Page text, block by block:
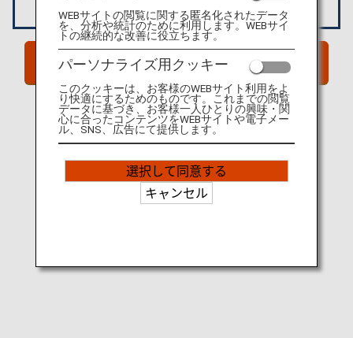
サイトへGO!
WEBサイトの閲覧に関する匿名化されたデータ
を、分析や統計のために利用します。WEBサイ
トの継続的な改善に役立ちます。
パーソナライズ用クッキー
このクッキーは、お客様のWEBサイト利用をよ
り快適にするためのものです。これまでの閲覧
データに基づき、お客様一人ひとりの興味・関
心に合ったコンテンツをWEBサイトや電子メー
ル、SNS、広告にて提供します。
選択して同意する
キャンセル